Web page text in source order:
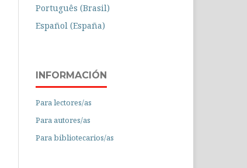
Português (Brasil)
Español (España)
INFORMACIÓN
Para lectores/as
Para autores/as
Para bibliotecarios/as